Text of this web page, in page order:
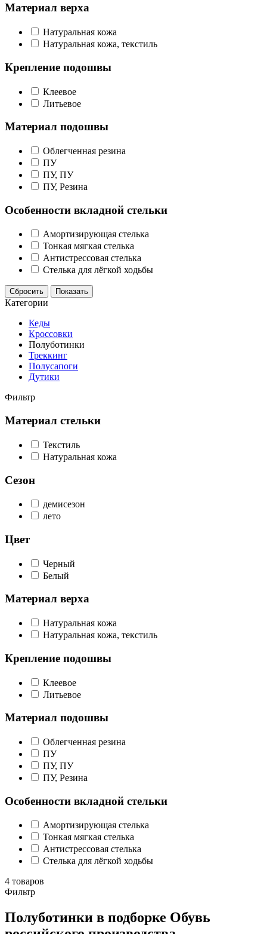
Материал верха
Натуральная кожа
Натуральная кожа, текстиль
Крепление подошвы
Клеевое
Литьевое
Материал подошвы
Облегченная резина
ПУ
ПУ, ПУ
ПУ, Резина
Особенности вкладной стельки
Амортизирующая стелька
Тонкая мягкая стелька
Антистрессовая стелька
Стелька для лёгкой ходьбы
Сбросить Показать
Категории
Кеды
Кроссовки
Полуботинки
Треккинг
Полусапоги
Дутики
Фильтр
Материал стельки
Текстиль
Натуральная кожа
Сезон
демисезон
лето
Цвет
Черный
Белый
Материал верха
Натуральная кожа
Натуральная кожа, текстиль
Крепление подошвы
Клеевое
Литьевое
Материал подошвы
Облегченная резина
ПУ
ПУ, ПУ
ПУ, Резина
Особенности вкладной стельки
Амортизирующая стелька
Тонкая мягкая стелька
Антистрессовая стелька
Стелька для лёгкой ходьбы
4 товаров
Фильтр
Полуботинки в подборке Обувь